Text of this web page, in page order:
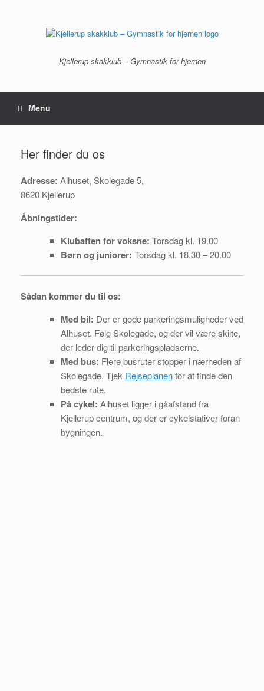
Kjellerup skakklub – Gymnastik for hjernen
Menu
Her finder du os
Adresse: Alhuset, Skolegade 5,
8620 Kjellerup
Åbningstider:
Klubaften for voksne: Torsdag kl. 19.00
Børn og juniorer: Torsdag kl. 18.30 – 20.00
Sådan kommer du til os:
Med bil: Der er gode parkeringsmuligheder ved
Alhuset. Følg Skolegade, og der vil være skilte,
der leder dig til parkeringspladserne.
Med bus: Flere busruter stopper i nærheden af
Skolegade. Tjek Rejseplanenfor at finde den
bedste rute.
På cykel: Alhuset ligger i gåafstand fra
Kjellerup centrum, og der er cykelstativer foran
bygningen.